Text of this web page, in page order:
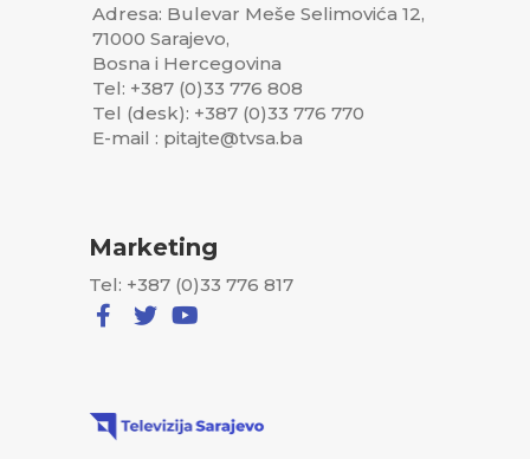
Adresa: Bulevar Meše Selimovića 12,
71000 Sarajevo,
Bosna i Hercegovina
Tel: +387 (0)33 776 808
Tel (desk): +387 (0)33 776 770
E-mail : pitajte@tvsa.ba
Marketing
Tel: +387 (0)33 776 817